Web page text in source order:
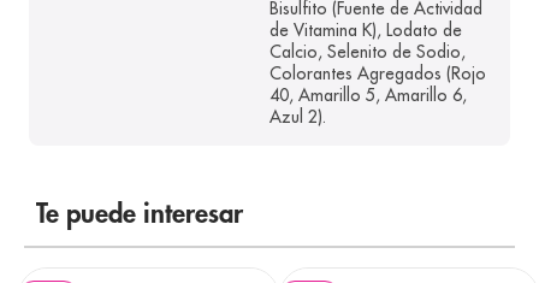
Bisulfito (Fuente de Actividad
de Vitamina K), Lodato de
Calcio, Selenito de Sodio,
Colorantes Agregados (Rojo
40, Amarillo 5, Amarillo 6,
Azul 2).
Te puede interesar